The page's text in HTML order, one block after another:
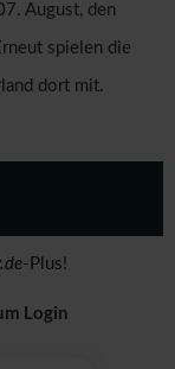
August, den
spielen die
dort mit.
-Plus!
Login